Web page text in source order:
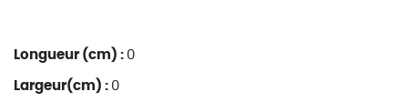
Longueur (cm) : 0
Largeur(cm) : 0